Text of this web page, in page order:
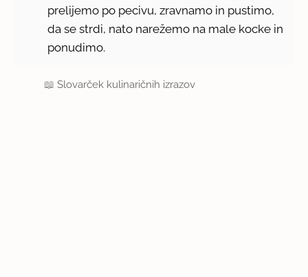
prelijemo po pecivu, zravnamo in pustimo,
da se strdi, nato narežemo na male kocke in
ponudimo.
📖Slovarček kulinaričnih izrazov